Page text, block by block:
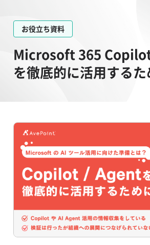
お役立ち資料
Microsoft 365
を徹底的に活用するた